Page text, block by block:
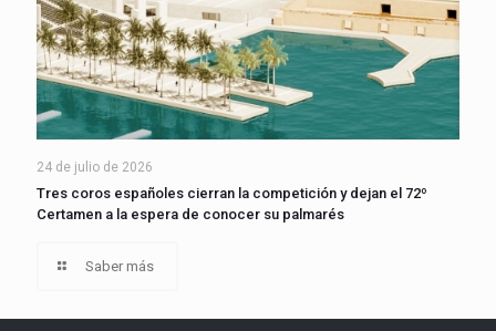
24 de julio de 2026
Tres coros españoles cierran la competición y dejan el 72º
Certamen a la espera de conocer su palmarés
Saber más